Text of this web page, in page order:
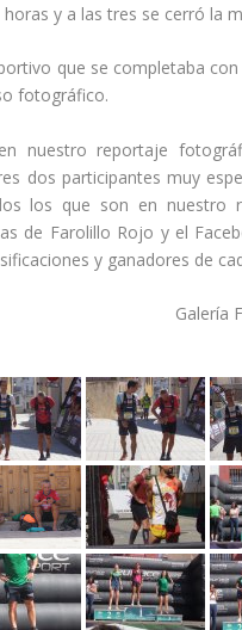
horas y a las tres se cerró la
que se completaba
fotográfico.
nuestro reportaje
dos participantes muy
los que son en nuestro
de Farolillo Rojo y el
y ganadores de
Galería